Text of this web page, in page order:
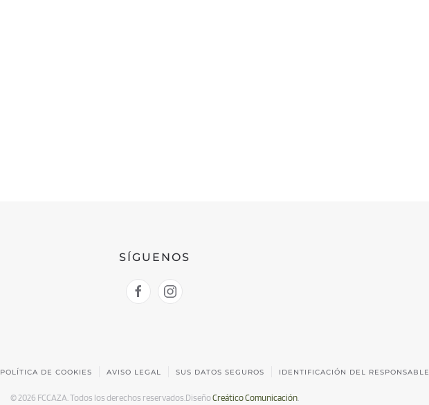
SÍGUENOS
POLÍTICA DE COOKIES AVISO LEGAL SUS DATOS SEGUROS IDENTIFICACIÓN DEL RESPONSABLE
©2026 FCCAZA. Todos los derechos reservados.DiseñoCreático Comunicación.